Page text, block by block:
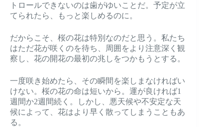
トロールできないのは歯がゆいことだ。予定が立
てられたら、もっと楽しめるのに。
だからこそ、桜の花は特別なのだと思う。私たち
はただ花が咲くのを待ち、周囲をより注意深く観
察し、花の開花の最初の兆しをつかもうとする。
一度咲き始めたら、その瞬間を楽しまなければい
けない。桜の花の命は短いから。運が良ければ1
週間か2週間続く。しかし、悪天候や不安定な天
候によって、花はより早く散ってしまうこともあ
る。